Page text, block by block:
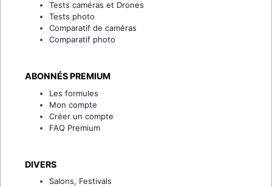
Tests caméras et Drones
Tests photo
Comparatif de caméras
Comparatif photo
ABONNÉS PREMIUM
Les formules
Mon compte
Créer un compte
FAQ Premium
DIVERS
Salons, Festivals